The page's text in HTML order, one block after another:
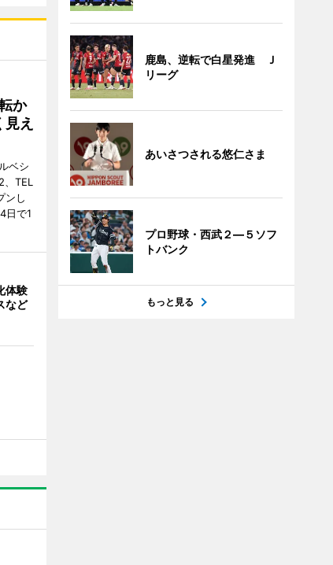
か
え
ベシ
TEL
ンし
日で1
体験
など
鹿島、逆転で白星発進 Ｊ
リーグ
あいさつされる悠仁さま
プロ野球・西武２―５ソフ
トバンク
もっと見る